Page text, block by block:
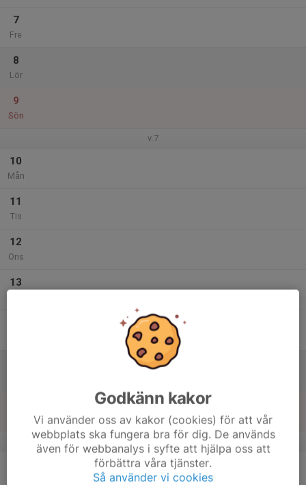
7
Fre
8
Lör
9
Sön
v.7
10
Mån
11
Tis
12
Ons
13
v.8
Godkänn kakor
Vi använder oss av kakor (cookies) för att vår
webbplats ska fungera bra för dig. De används
även för webbanalys i syfte att hjälpa oss att
förbättra våra tjänster.
Så använder vi cookies